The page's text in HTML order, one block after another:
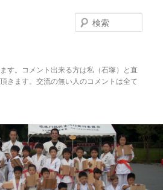
す。コメント出来る方は私（石塚）と直
きます。交流の無い人のコメントは全て
索